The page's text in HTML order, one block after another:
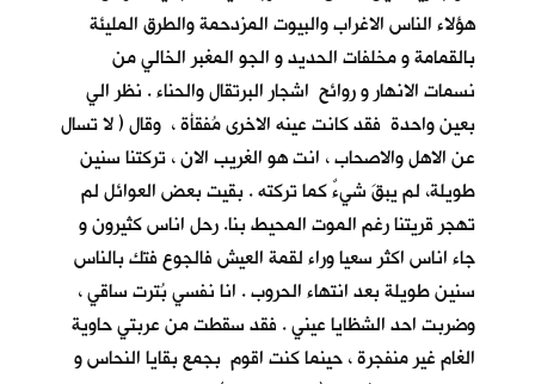
هؤلاء الناس الاغراب والبيوت المزدحمة والطرق المليئة
بالقمامة و مخلفات الحديد و الجو المغبر الخالي من
نسمات الانهار و روائح اشجار البرتقال والحناء . نظر الي
بعين واحدة فقد كانت عينه الاخرى مُفقأة ، وقال ( لا تسال
عن الاهل والاصحاب ، انت هو الغريب الان ، تركتنا سنين
طويلة، لم يبقَ شيءٌ كما تركته . بقيت بعض العوائل لم
تهجر قريتنا رغم الموت المحيط بنا. رحل اناس كثيرون و
جاء اناس اكثر سعيا وراء لقمة العيش فالجوع فتك بالناس
سنين طويلة بعد انتهاء الحروب . انا نفسي بُترت ساقي ،
وضربت احد الشظايا عيني . فقد سقطت من عربتي حاوية
الغام غير منفجرة ، حينما كنت اقوم بجمع بقايا النحاس و